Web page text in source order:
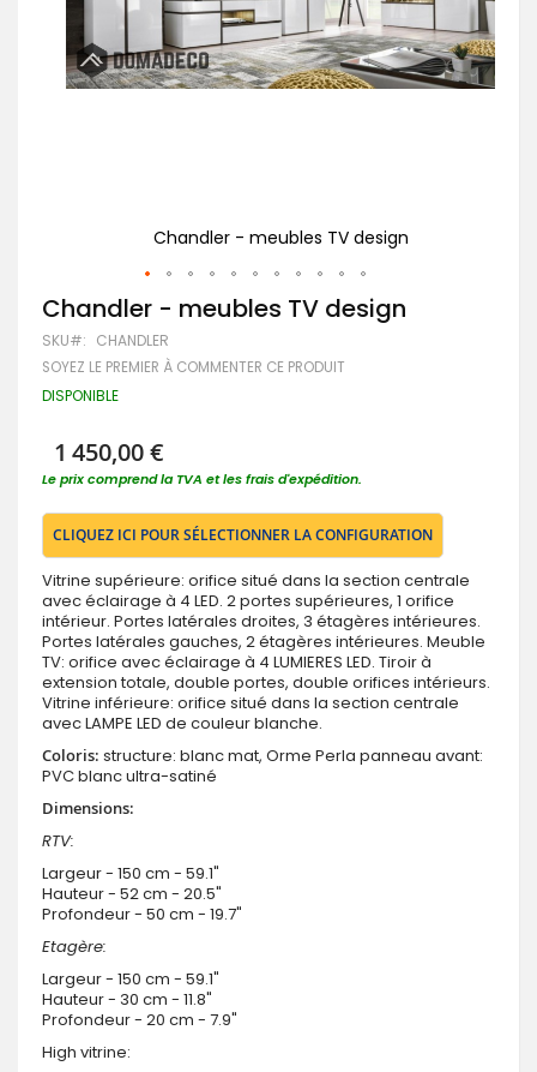
Chandler - meubles TV design
Passer
au
début
de
Galerie
Chandler - meubles TV design
SKU CHANDLER
SOYEZ LE PREMIER À COMMENTER CE PRODUIT
DISPONIBLE
1 450,00 €
Le prix comprend la TVA et les frais d'expédition.
CLIQUEZ ICI POUR SÉLECTIONNER LA CONFIGURATION
Vitrine supérieure: orifice situé dans la section centrale
avec éclairage à 4 LED. 2 portes supérieures, 1 orifice
intérieur. Portes latérales droites, 3 étagères intérieures.
Portes latérales gauches, 2 étagères intérieures. Meuble
TV: orifice avec éclairage à 4 LUMIERES LED. Tiroir à
extension totale, double portes, double orifices intérieurs.
Vitrine inférieure: orifice situé dans la section centrale
avec LAMPE LED de couleur blanche.
Coloris: structure: blanc mat, Orme Perla panneau avant:
PVC blanc ultra-satiné
Dimensions:
RTV:
Largeur - 150 cm - 59.1"
Hauteur - 52 cm - 20.5"
Profondeur - 50 cm - 19.7"
Etagère:
Largeur - 150 cm - 59.1"
Hauteur - 30 cm - 11.8"
Profondeur - 20 cm - 7.9"
High vitrine: